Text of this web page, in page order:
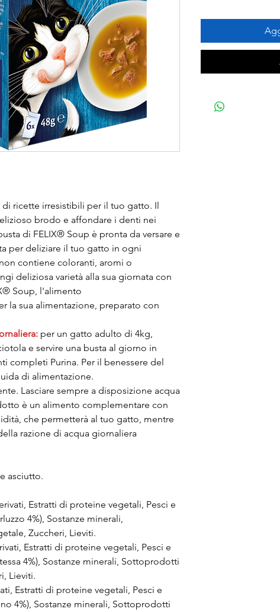
di ricette irresistibili per il tuo gatto. Il
brodo e affondare i denti nei
di FELIX® Soup è pronta da versare e
per deliziare il tuo gatto in ogni
contiene coloranti, aromi o
deliziosa varietà alla sua giornata con
Soup, l'alimento
la sua alimentazione, preparato con
per un gatto adulto di 4kg,
e servire una busta al giorno in
completi Purina. Per il benessere del
di alimentazione.
Lasciare sempre a disposizione acqua
è un alimento complementare con
che permetterà al tuo gatto, mentre
razione di acqua giornaliera
asciutto.
Estratti di proteine vegetali, Pesci e
4%), Sostanze minerali,
Zuccheri, Lieviti.
Estratti di proteine vegetali, Pesci e
4%), Sostanze minerali, Sottoprodotti
Lieviti.
Estratti di proteine vegetali, Pesci e
4%), Sostanze minerali, Sottoprodotti